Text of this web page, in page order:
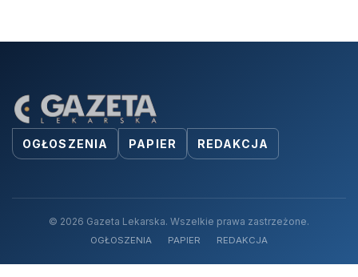
OGŁOSZENIA PAPIER REDAKCJA
© 2026 Gazeta Lekarska. Wszelkie prawa zastrzeżone.
OGŁOSZENIA PAPIER REDAKCJA